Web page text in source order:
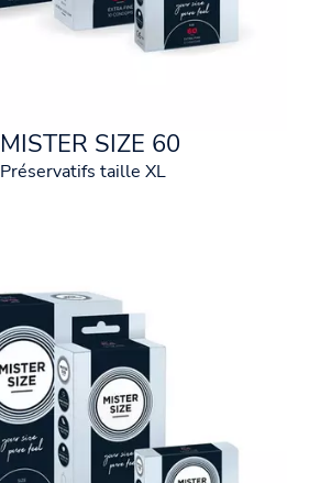
MISTER SIZE 60
Préservatifs taille XL